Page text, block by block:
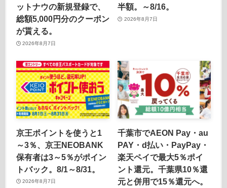
ットナウの新規登録で、
総額5,000円分のクーポン
が貰える。
2026年8月7日
半額。～8/16。
2026年8月7日
京王ポイントを使うと1
～3％、京王NEOBANK
保有者は3～5％がポイン
トバック。8/1～8/31。
2026年8月7日
千葉市でAEON Pay・au
PAY・d払い・PayPay・
楽天ペイで最大5％ポイ
ント還元。千葉県10％還
元と併用で15％還元へ。